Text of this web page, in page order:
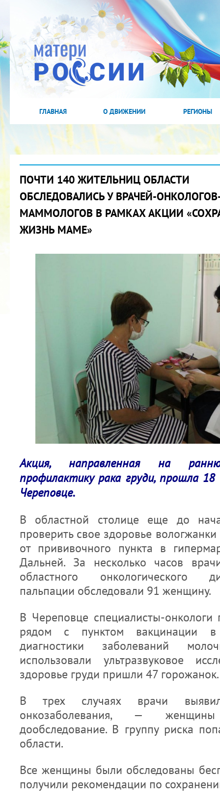
ГЛАВНАЯ О ДВИЖЕНИИ РЕГИОНЫ
ПОЧТИ 140 ЖИТЕЛЬНИЦ ОБЛАСТИ
ОБСЛЕДОВАЛИСЬ У ВРАЧЕЙ-
МАММОЛОГОВ В РАМКАХ АКЦИИ
ЖИЗНЬ МАМЕ»
Акция, направленная на
профилактику рака груди, прошла
Череповце.
В областной столице еще до
проверить свое здоровье
от прививочного пункта в
Дальней. За несколько часов
областного онкологического
пальпации обследовали 91 женщину.
В Череповце специалисты-
рядом с пунктом вакцинации
диагностики заболеваний
использовали ультразвуковое
здоровье груди пришли 47 горожанок.
В трех случаях врачи
онкозаболевания, —
дообследование. В группу риска
области.
Все женщины были обследованы
получили рекомендации по
2022 ГОД ПРОВОЗГЛАШЕН ГОДОМ
МАТЕРИ В ЯКУТИИ